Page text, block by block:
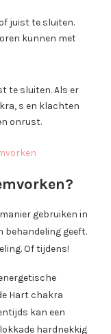
juist te sluiten.
kunnen met
te sluiten. Als er
s en klachten
onrust.
gebruiken in
behandeling geeft.
Of tijdens!
Hart chakra
kan een
hardnekkig